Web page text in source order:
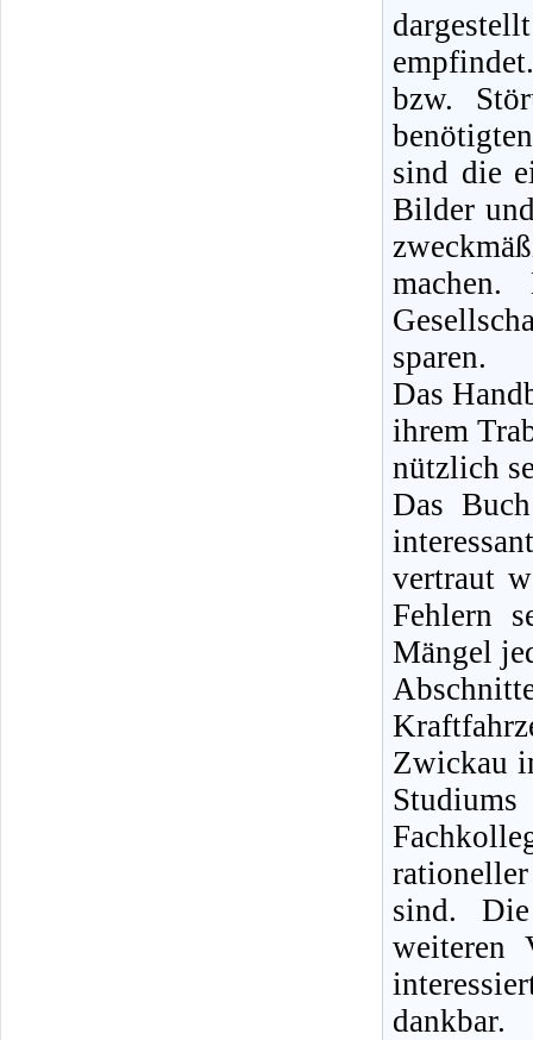
bzw.
sind die
Bilder
sparen.
Das
ihrem
nützlich
Das
vertraut
Fehlern
Mängel
Zwickau
sind.
weiteren
dankbar.